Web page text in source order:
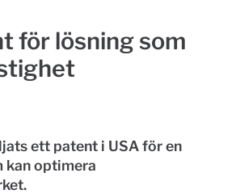
för lösning som
ett patent i USA för en
kan optimera